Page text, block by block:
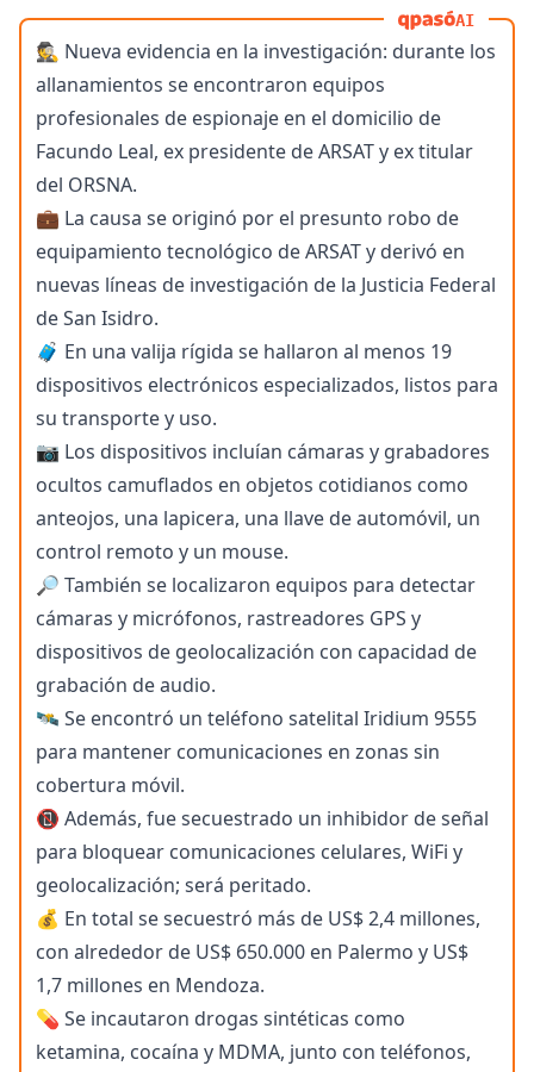
AI
🕵️ Nueva evidencia en la investigación: durante los
allanamientos se encontraron equipos
profesionales de espionaje en el domicilio de
Facundo Leal, ex presidente de ARSAT y ex titular
del ORSNA.
💼 La causa se originó por el presunto robo de
equipamiento tecnológico de ARSAT y derivó en
nuevas líneas de investigación de la Justicia Federal
de San Isidro.
🧳 En una valija rígida se hallaron al menos 19
dispositivos electrónicos especializados, listos para
su transporte y uso.
📷 Los dispositivos incluían cámaras y grabadores
ocultos camuflados en objetos cotidianos como
anteojos, una lapicera, una llave de automóvil, un
control remoto y un mouse.
🔎 También se localizaron equipos para detectar
cámaras y micrófonos, rastreadores GPS y
dispositivos de geolocalización con capacidad de
grabación de audio.
🛰️ Se encontró un teléfono satelital Iridium 9555
para mantener comunicaciones en zonas sin
cobertura móvil.
📵 Además, fue secuestrado un inhibidor de señal
para bloquear comunicaciones celulares, WiFi y
geolocalización; será peritado.
💰 En total se secuestró más de US$ 2,4 millones,
con alrededor de US$ 650.000 en Palermo y US$
1,7 millones en Mendoza.
💊 Se incautaron drogas sintéticas como
ketamina, cocaína y MDMA, junto con teléfonos,